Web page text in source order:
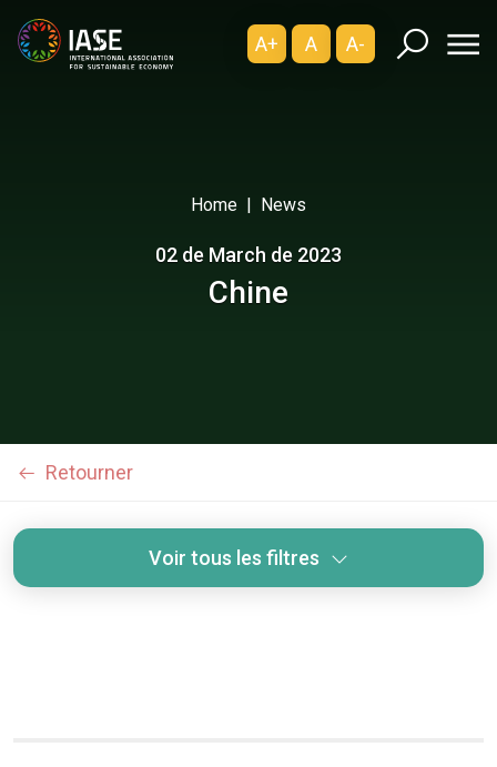
A+ A A-
Home News
02 de March de 2023
Chine
Retourner
Voir tous les filtres